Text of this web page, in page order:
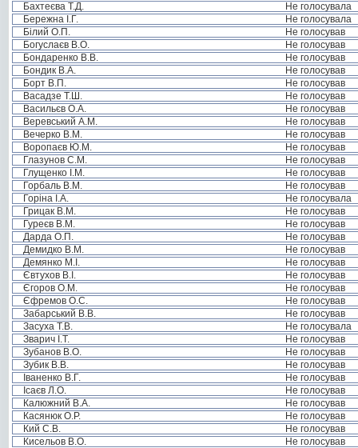
Бахтеєва Т.Д.
Не голосувала
Бережна І.Г.
Не голосувала
Білий О.П.
Не голосував
Богуслаєв В.О.
Не голосував
Бондаренко В.В.
Не голосував
Бондик В.А.
Не голосував
Борт В.П.
Не голосував
Васадзе Т.Ш.
Не голосував
Васильєв О.А.
Не голосував
Веревський А.М.
Не голосував
Вечерко В.М.
Не голосував
Воропаєв Ю.М.
Не голосував
Глазунов С.М.
Не голосував
Глущенко І.М.
Не голосував
Горбаль В.М.
Не голосував
Горіна І.А.
Не голосувала
Грицак В.М.
Не голосував
Гуреєв В.М.
Не голосував
Дарда О.П.
Не голосував
Демидко В.М.
Не голосував
Демянко М.І.
Не голосував
Євтухов В.І.
Не голосував
Єгоров О.М.
Не голосував
Єфремов О.С.
Не голосував
Забарський В.В.
Не голосував
Засуха Т.В.
Не голосувала
Зварич І.Т.
Не голосував
Зубанов В.О.
Не голосував
Зубик В.В.
Не голосував
Іваненко В.Г.
Не голосував
Ісаєв Л.О.
Не голосував
Калюжний В.А.
Не голосував
Касянюк О.Р.
Не голосував
Кий С.В.
Не голосував
Кисельов В.О.
Не голосував